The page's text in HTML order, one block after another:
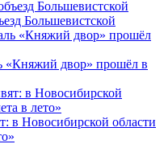
Большевистской
«Княжий двор» прошёл в
в Новосибирской области